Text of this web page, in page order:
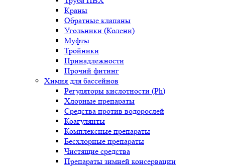
Краны
Обратные клапаны
Угольники (Колени)
Муфты
Тройники
Принадлежности
Прочий фитинг
Химия для бассейнов
Регуляторы кислотности (Ph)
Хлорные препараты
Средства против водорослей
Коагулянты
Комплексные препараты
Бесхлорные препараты
Чистящие средства
Препараты зимней консервации